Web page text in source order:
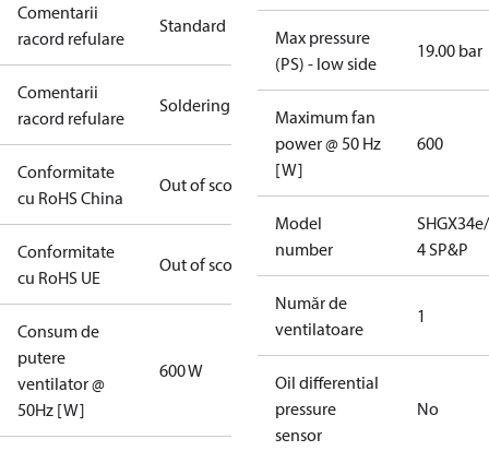
Comentarii
racord refulare
Standard
Comentarii
racord refulare
Soldering
Conformitate
cu RoHS China
Out of scope
Conformitate
cu RoHS UE
Out of scope
Consum de
putere
ventilator @
50Hz [W]
600 W
Max pressure
(PS) - low side
19.00 bar
Maximum fan
power @ 50 Hz
[W]
600
Model
number
4 SP&P
Număr de
ventilatoare
1
Oil differential
pressure
sensor
No